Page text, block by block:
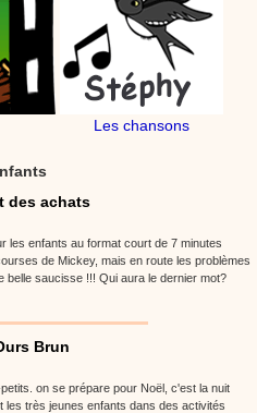
Les chansons
des achats
les enfants au format court de 7 minutes
de Mickey, mais en route les problèmes
belle saucisse !!! Qui aura le dernier mot?
Brun
on se prépare pour Noël, c'est la nuit
les très jeunes enfants dans des activités